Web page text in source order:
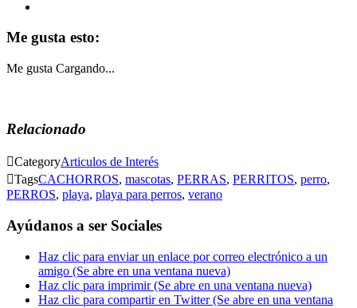
Me gusta esto:
Me gusta Cargando...
Relacionado
CategoryArticulos de Interés
TagsCACHORROS, mascotas, PERRAS, PERRITOS, perro,
PERROS, playa, playa para perros, verano
Ayúdanos a ser Sociales
Haz clic para enviar un enlace por correo electrónico a un
amigo (Se abre en una ventana nueva)
Haz clic para imprimir (Se abre en una ventana nueva)
Haz clic para compartir en Twitter (Se abre en una ventana